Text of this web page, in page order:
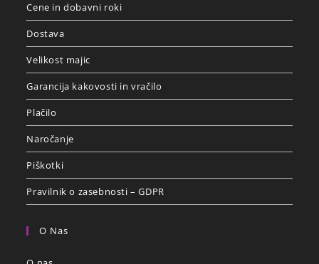
Cene in dobavni roki
Dostava
Velikost majic
Garancija kakovosti in vračilo
Plačilo
Naročanje
Piškotki
Pravilnik o zasebnosti – GDPR
O Nas